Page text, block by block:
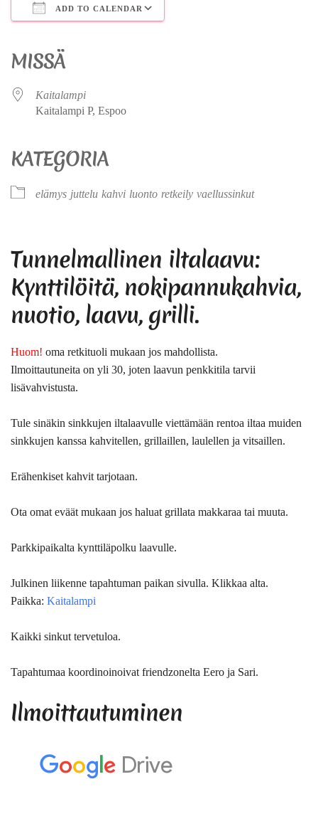
ADD TO CALENDAR
MISSÄ
Kaitalampi
Kaitalampi P, Espoo
KATEGORIA
elämys juttelu kahvi luonto retkeily vaellussinkut
Tunnelmallinen iltalaavu:
Kynttilöitä, nokipannukahvia,
nuotio, laavu, grilli.
Huom! oma retkituoli mukaan jos mahdollista.
Ilmoittautuneita on yli 30, joten laavun penkkitila tarvii
lisävahvistusta.
Tule sinäkin sinkkujen iltalaavulle viettämään rentoa iltaa muiden
sinkkujen kanssa kahvitellen, grillaillen, laulellen ja vitsaillen.
Erähenkiset kahvit tarjotaan.
Ota omat eväät mukaan jos haluat grillata makkaraa tai muuta.
Parkkipaikalta kynttiläpolku laavulle.
Julkinen liikenne tapahtuman paikan sivulla. Klikkaa alta.
Paikka: Kaitalampi
Kaikki sinkut tervetuloa.
Tapahtumaa koordinoinoivat friendzonelta Eero ja Sari.
Ilmoittautuminen